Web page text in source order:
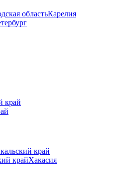
областьКарелия
край
край
крайХакасия